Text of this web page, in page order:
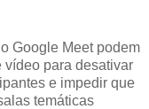
Google Meet podem
vídeo para desativar
e impedir que
temáticas